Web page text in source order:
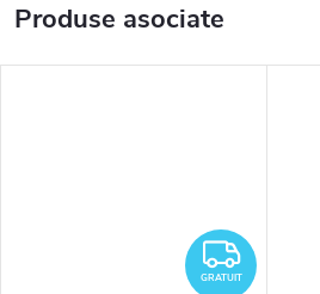
Produse asociate
GRATUIT